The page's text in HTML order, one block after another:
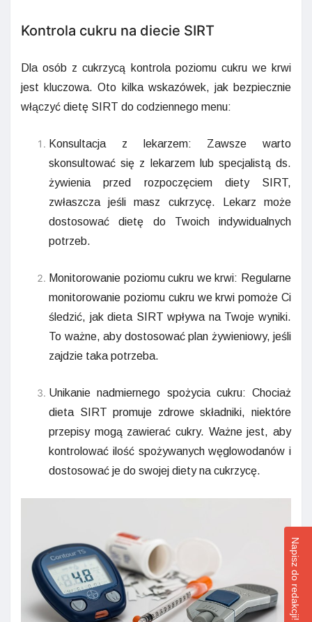
Kontrola cukru na diecie SIRT
Dla osób z cukrzycą kontrola poziomu cukru we krwi
jest kluczowa. Oto kilka wskazówek, jak bezpiecznie
włączyć dietę SIRT do codziennego menu:
Konsultacja z lekarzem: Zawsze warto
skonsultować się z lekarzem lub specjalistą ds.
żywienia przed rozpoczęciem diety SIRT,
zwłaszcza jeśli masz cukrzycę. Lekarz może
dostosować dietę do Twoich indywidualnych
potrzeb.
Monitorowanie poziomu cukru we krwi: Regularne
monitorowanie poziomu cukru we krwi pomoże Ci
śledzić, jak dieta SIRT wpływa na Twoje wyniki.
To ważne, aby dostosować plan żywieniowy, jeśli
zajdzie taka potrzeba.
Unikanie nadmiernego spożycia cukru: Chociaż
dieta SIRT promuje zdrowe składniki, niektóre
przepisy mogą zawierać cukry. Ważne jest, aby
kontrolować ilość spożywanych węglowodanów i
dostosować je do swojej diety na cukrzycę.
Napisz do redakcji!